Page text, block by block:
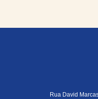
Rua David